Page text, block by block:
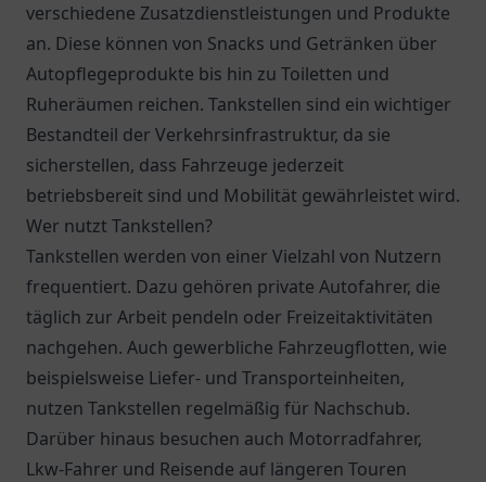
verschiedene Zusatzdienstleistungen und Produkte
an. Diese können von Snacks und Getränken über
Autopflegeprodukte bis hin zu Toiletten und
Ruheräumen reichen. Tankstellen sind ein wichtiger
Bestandteil der Verkehrsinfrastruktur, da sie
sicherstellen, dass Fahrzeuge jederzeit
betriebsbereit sind und Mobilität gewährleistet wird.
Wer nutzt Tankstellen?
Tankstellen werden von einer Vielzahl von Nutzern
frequentiert. Dazu gehören private Autofahrer, die
täglich zur Arbeit pendeln oder Freizeitaktivitäten
nachgehen. Auch gewerbliche Fahrzeugflotten, wie
beispielsweise Liefer- und Transporteinheiten,
nutzen Tankstellen regelmäßig für Nachschub.
Darüber hinaus besuchen auch Motorradfahrer,
Lkw-Fahrer und Reisende auf längeren Touren